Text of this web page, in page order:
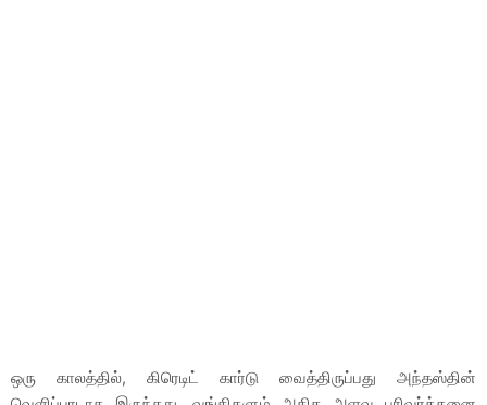
ஒரு காலத்தில், கிரெடிட் கார்டு வைத்திருப்பது அந்தஸ்தின்